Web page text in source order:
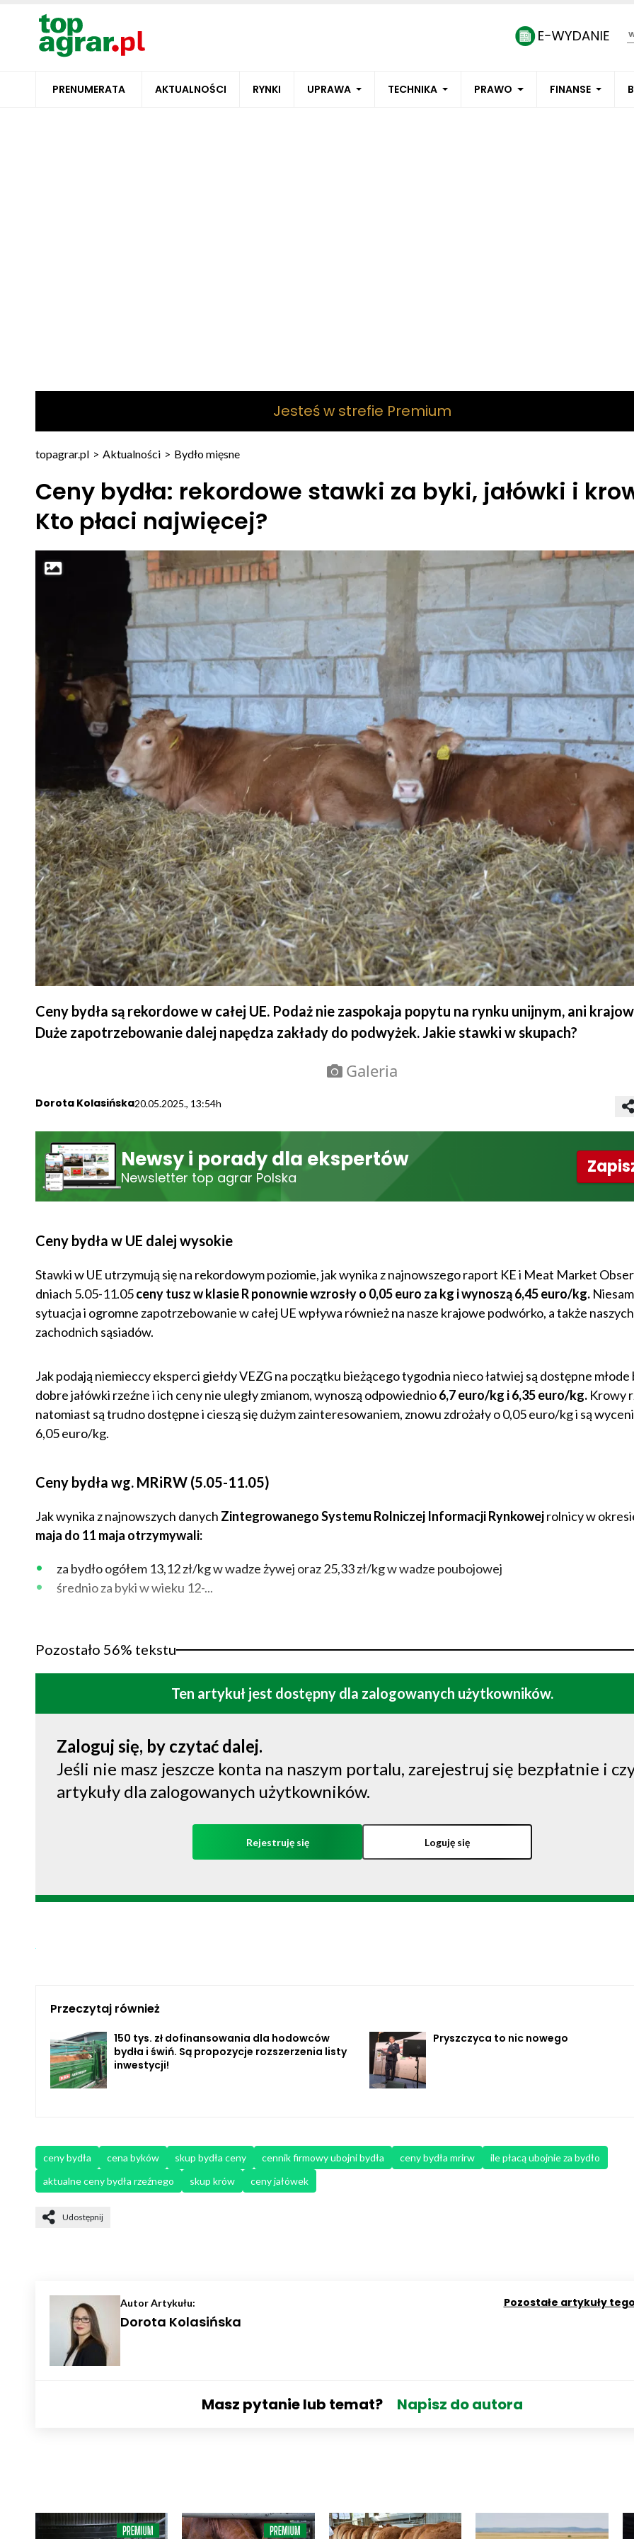
PRENUMERATA AKTUALNOŚCI RYNKI UPRAWA TECHNIKA PRAWO FINANSE
Jesteś w strefie Premium
topagrar.pl > Aktualności > Bydło mięsne
Ceny bydła: rekordowe stawki za byki, jałówki i
Kto płaci najwięcej?
Ceny bydła są rekordowe w całej UE. Podaż nie zaspokaja popytu na rynku unijnym, ani
Duże zapotrzebowanie dalej napędza zakłady do podwyżek. Jakie stawki w skupach?
Galeria
Dorota Kolasińska20.05.2025., 13:54h
Newsy i porady dla ekspertów
Newsletter top agrar Polska
Ceny bydła w UE dalej wysokie
Stawki w UE utrzymują się na rekordowym poziomie, jak wynika z najnowszego raport KE i Meat Market
dniach 5.05-11.05ceny tusz w klasie R ponownie wzrosły o 0,05 euro za kg i wynoszą 6,45 euro/kg.
sytuacja i ogromne zapotrzebowanie w całej UE wpływa również na nasze krajowe podwórko, a także naszych
zachodnich sąsiadów.
Jak podają niemieccy eksperci giełdy VEZG na początku bieżącego tygodnia nieco łatwiej są dostępne młode
dobre jałówki rzeźne i ich ceny nie uległy zmianom, wynoszą odpowiednio6,7 euro/kg i 6,35 euro/kg.Krowy
natomiast są trudno dostępne i cieszą się dużym zainteresowaniem, ​​znowu zdrożały o 0,05 euro/kg i są
6,05 euro/kg.
Ceny bydła wg. MRiRW (5.05-11.05)
Jak wynika z najnowszych danych Zintegrowanego Systemu Rolniczej Informacji Rynkowejrolnicy w
maja do 11 maja otrzymywali:
za bydło ogółem 13,12 zł/kg w wadze żywej oraz 25,33 zł/kg w wadze poubojowej
średnio za byki w wieku 12-...
Pozostało 56% tekstu
Ten artykuł jest dostępny dla zalogowanych użytkowników.
Zaloguj się, by czytać dalej.
Jeśli nie masz jeszcze konta na naszym portalu, zarejestruj się bezpłatnie i
artykuły dla zalogowanych użytkowników.
Rejestruję się Loguję się
Przeczytaj również
150 tys. zł dofinansowania dla hodowców
bydła i świń. Są propozycje rozszerzenia listy
inwestycji!
Pryszczyca to nic nowego
ceny bydła cena byków skup bydła ceny cennik firmowy ubojni bydła ceny bydła mrirw
ile płacą ubojnie za bydło
aktualne ceny bydła rzeźnego
skup krów ceny jałówek
Udostępnij
Autor Artykułu:
Dorota Kolasińska
Pozostałe artykuły
Masz pytanie lub temat? Napisz do autora